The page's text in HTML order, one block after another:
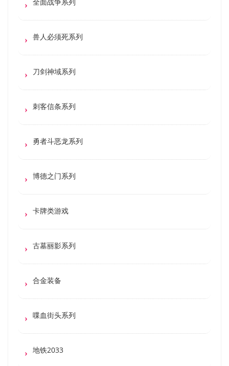
兽人必须死系列
刀剑神域系列
刺客信条系列
勇者斗恶龙系列
博德之门系列
卡牌类游戏
古墓丽影系列
合金装备
喋血街头系列
地铁2033